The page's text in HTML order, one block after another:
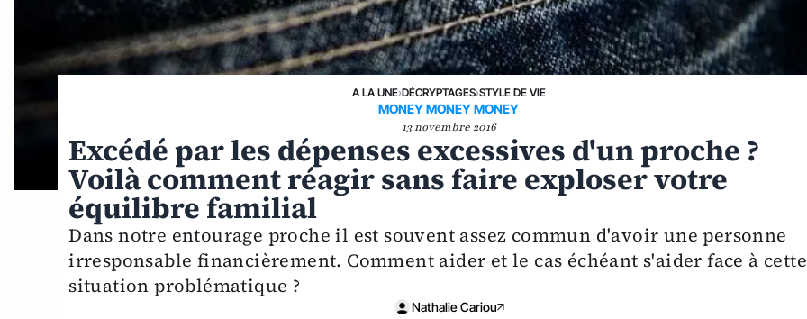
A LA UNE›DÉCRYPTAGES›STYLE DE VIE
MONEY MONEY MONEY
13 novembre 2016
Excédé par les dépenses excessives d'un proche ?
Voilà comment réagir sans faire exploser votre
équilibre familial
Dans notre entourage proche il est souvent assez commun d'avoir une personne
irresponsable financièrement. Comment aider et le cas échéant s'aider face à cette
situation problématique ?
Nathalie Cariou